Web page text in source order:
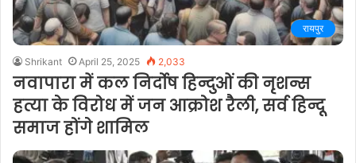
रायपुर
Shrikant April 25, 2025 2,033
नवापारा में कल निर्दोष हिन्दुओं की नृशन्स
हत्या के विरोध में जन आक्रोश रैली, सर्व हिन्दू
समाज होंगे शामिल